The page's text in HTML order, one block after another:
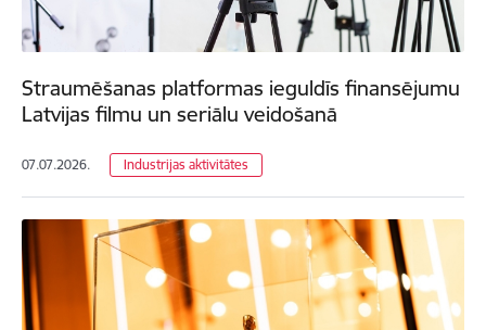
Straumēšanas platformas ieguldīs finansējumu
Latvijas filmu un seriālu veidošanā
07.07.2026. Industrijas aktivitātes